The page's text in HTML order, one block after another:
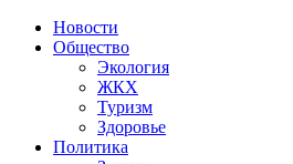
Новости
Общество
Экология
ЖКХ
Туризм
Здоровье
Политика